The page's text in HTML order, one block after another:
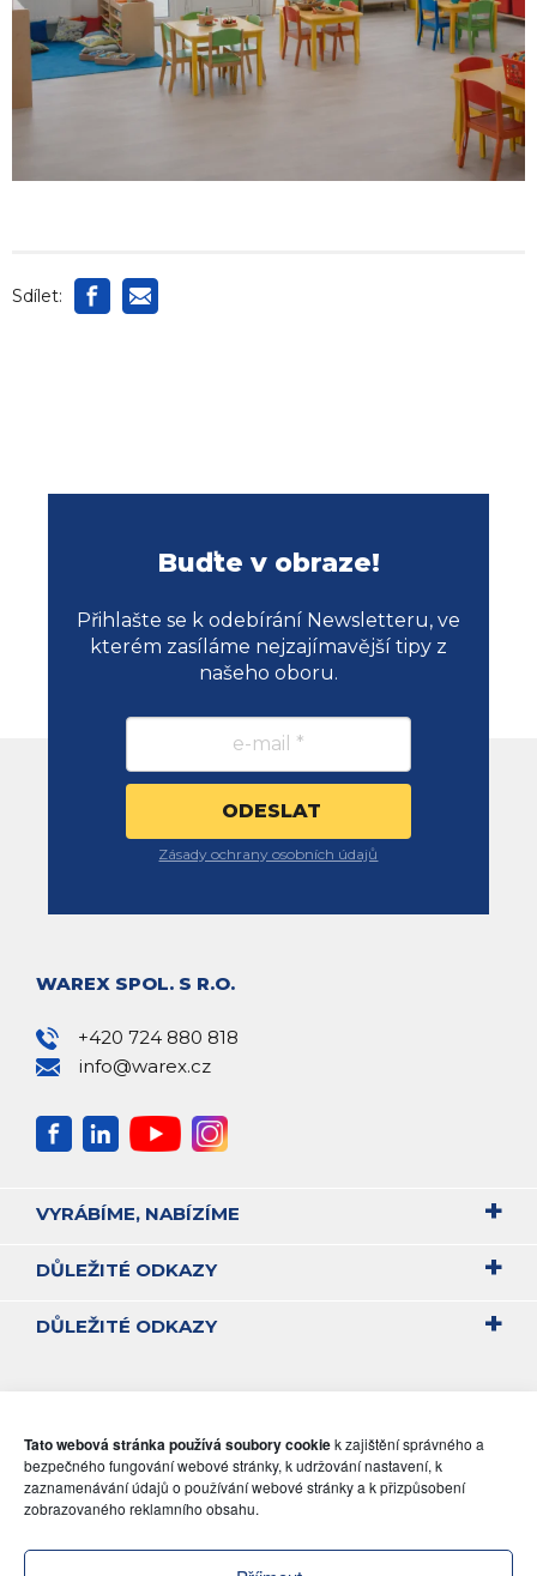
Tato webová stránka používá soubory cookiek zajištění správného a
bezpečného fungování webové stránky, k udržování nastavení, k
zaznamenávání údajů o používání webové stránky a k přizpůsobení
zobrazovaného reklamního obsahu.
Sdílet:
Buďte v obraze!
Přihlašte se k odebírání Newsletteru, ve
kterém zasíláme nejzajímavější tipy z
našeho oboru.
Zásady ochrany osobních údajů
WAREX SPOL. S R.O.
+420 724 880 818
info@warex.cz
VYRÁBÍME, NABÍZÍME
DŮLEŽITÉ ODKAZY
DŮLEŽITÉ ODKAZY